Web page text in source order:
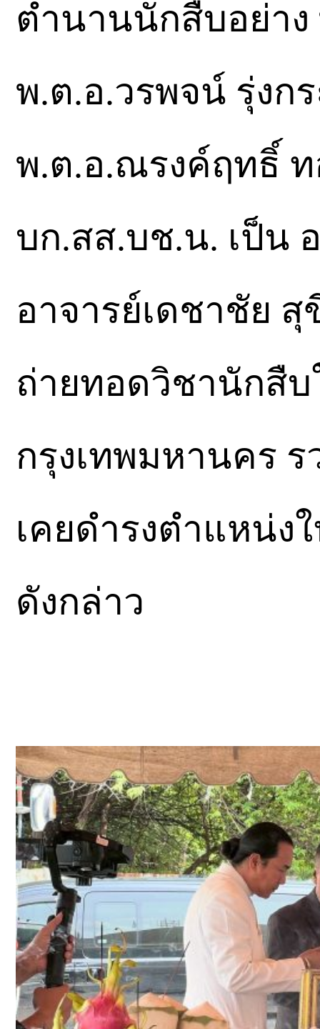
ตำนานนักสืบอย่า
พ.ต.อ.วรพจน์ รุ่งก
พ.ต.อ.ณรงค์ฤทธิ์
บก.สส.บช.น. เป็น
อาจารย์เดชาชัย
ถ่ายทอดวิชานักสื
กรุงเทพมหานคร
เคยดำรงตำแหน่ง
ดังกล่าว